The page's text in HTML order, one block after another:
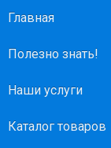
Главная
Полезно знать!
Наши услуги
Каталог товаров